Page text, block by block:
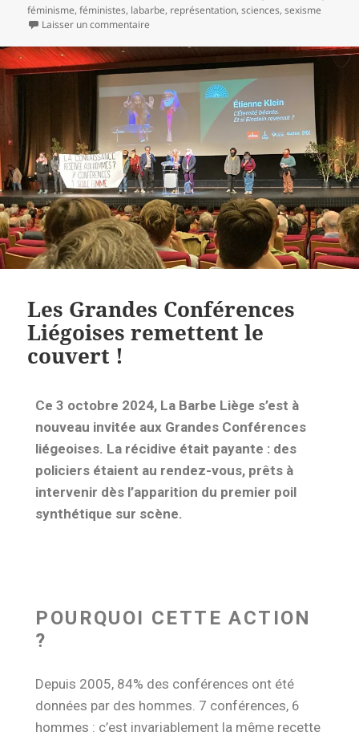
féminisme,féministes, labarbe, représentation,sciences,sexisme
Laisser un commentaire
Les Grandes Conférences
Liégoises remettent le
couvert !
Ce 3 octobre 2024, La Barbe Liège s’est à
nouveau invitée aux Grandes Conférences
liégeoises. La récidive était payante : des
policiers étaient au rendez-vous, prêts à
intervenir dès l’apparition du premier poil
synthétique sur scène.
POURQUOI CETTE ACTION
?
Depuis 2005, 84% des conférences ont été
données par des hommes. 7 conférences, 6
hommes : c’est invariablement la même recette